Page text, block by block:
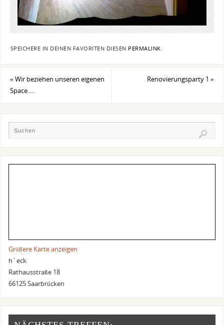
SPEICHERE IN DEINEN FAVORITEN DIESEN PERMALINK
« Wir beziehen unseren eigenen
Space….
Renovierungsparty 1»
Größere Karte anzeigen
h´eck
Rathausstraße 18
66125 Saarbrücken